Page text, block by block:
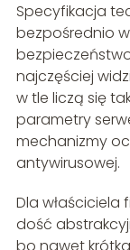
Specyfikacja
bezpośrednio
najczęściej
w tle liczą się
parametry
mechanizmy
antywirusowej.
Dla
dość